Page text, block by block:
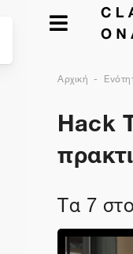
Αρχική
Hack
Τα 7